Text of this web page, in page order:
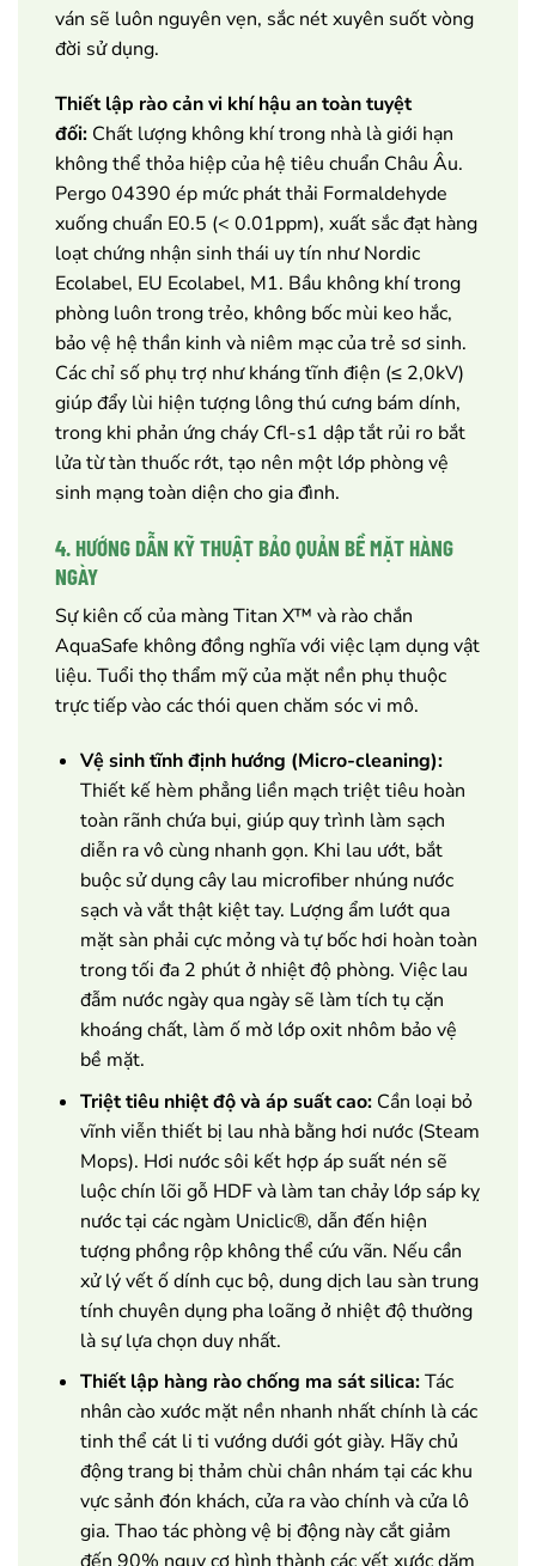
ván sẽ luôn nguyên vẹn, sắc nét xuyên suốt vòng
đời sử dụng.
Thiết lập rào cản vi khí hậu an toàn tuyệt
đối: Chất lượng không khí trong nhà là giới hạn
không thể thỏa hiệp của hệ tiêu chuẩn Châu Âu.
Pergo 04390 ép mức phát thải Formaldehyde
xuống chuẩn E0.5 (< 0.01ppm), xuất sắc đạt hàng
loạt chứng nhận sinh thái uy tín như Nordic
Ecolabel, EU Ecolabel, M1. Bầu không khí trong
phòng luôn trong trẻo, không bốc mùi keo hắc,
bảo vệ hệ thần kinh và niêm mạc của trẻ sơ sinh.
Các chỉ số phụ trợ như kháng tĩnh điện (≤ 2,0kV)
giúp đẩy lùi hiện tượng lông thú cưng bám dính,
trong khi phản ứng cháy Cfl-s1 dập tắt rủi ro bắt
lửa từ tàn thuốc rớt, tạo nên một lớp phòng vệ
sinh mạng toàn diện cho gia đình.
4. HƯỚNG DẪN KỸ THUẬT BẢO QUẢN BỀ MẶT HÀNG
NGÀY
Sự kiên cố của màng Titan X™ và rào chắn
AquaSafe không đồng nghĩa với việc lạm dụng vật
liệu. Tuổi thọ thẩm mỹ của mặt nền phụ thuộc
trực tiếp vào các thói quen chăm sóc vi mô.
Vệ sinh tĩnh định hướng (Micro-cleaning):
Thiết kế hèm phẳng liền mạch triệt tiêu hoàn
toàn rãnh chứa bụi, giúp quy trình làm sạch
diễn ra vô cùng nhanh gọn. Khi lau ướt, bắt
buộc sử dụng cây lau microfiber nhúng nước
sạch và vắt thật kiệt tay. Lượng ẩm lướt qua
mặt sàn phải cực mỏng và tự bốc hơi hoàn toàn
trong tối đa 2 phút ở nhiệt độ phòng. Việc lau
đẫm nước ngày qua ngày sẽ làm tích tụ cặn
khoáng chất, làm ố mờ lớp oxit nhôm bảo vệ
bề mặt.
Triệt tiêu nhiệt độ và áp suất cao:Cần loại bỏ
vĩnh viễn thiết bị lau nhà bằng hơi nước (Steam
Mops). Hơi nước sôi kết hợp áp suất nén sẽ
luộc chín lõi gỗ HDF và làm tan chảy lớp sáp kỵ
nước tại các ngàm Uniclic®, dẫn đến hiện
tượng phồng rộp không thể cứu vãn. Nếu cần
xử lý vết ố dính cục bộ, dung dịch lau sàn trung
tính chuyên dụng pha loãng ở nhiệt độ thường
là sự lựa chọn duy nhất.
Thiết lập hàng rào chống ma sát silica:Tác
nhân cào xước mặt nền nhanh nhất chính là các
tinh thể cát li ti vướng dưới gót giày. Hãy chủ
động trang bị thảm chùi chân nhám tại các khu
vực sảnh đón khách, cửa ra vào chính và cửa lô
gia. Thao tác phòng vệ bị động này cắt giảm